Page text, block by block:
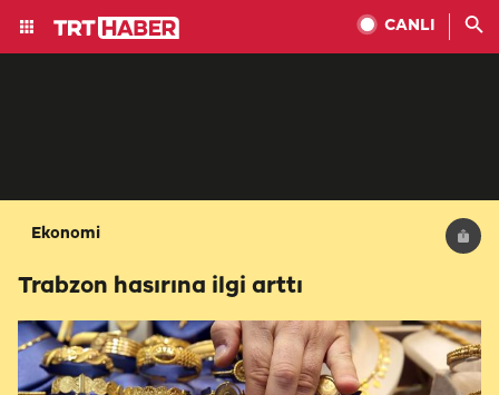
CANLI
Ekonomi
Trabzon hasırına ilgi arttı